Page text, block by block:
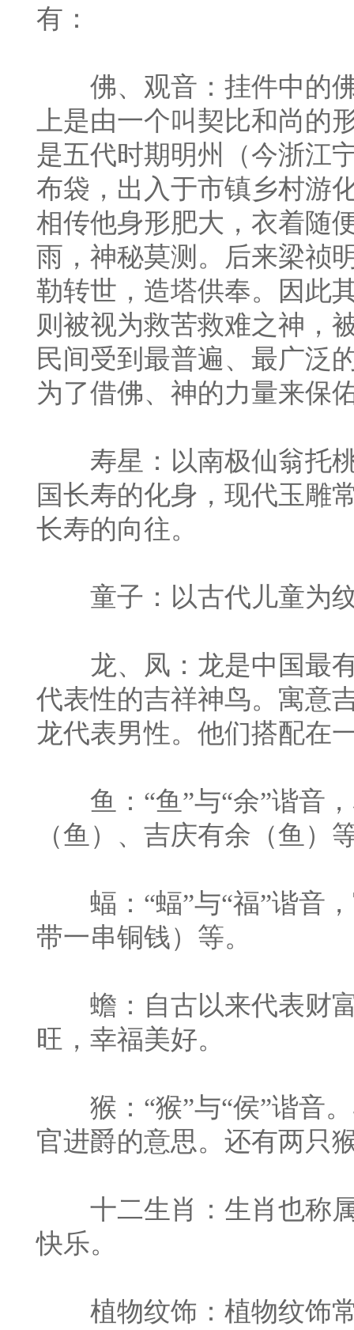
有：
佛、观音：挂件中的佛
上是由一个叫契比和尚的
是五代时期明州（今浙江
布袋，出入于市镇乡村游
相传他身形肥大，衣着随
雨，神秘莫测。后来梁祯
勒转世，造塔供奉。因此
则被视为救苦救难之神，
民间受到最普遍、最广泛
为了借佛、神的力量来保
寿星：以南极仙翁托桃
国长寿的化身，现代玉雕
长寿的向往。
童子：以古代儿童为纹
龙、凤：龙是中国最有
代表性的吉祥神鸟。寓意
龙代表男性。他们搭配在
鱼：“鱼”与“余”谐音，
（鱼）、吉庆有余（鱼）
蝠：“蝠”与“福”谐音，
带一串铜钱）等。
蟾：自古以来代表财富
旺，幸福美好。
猴：“猴”与“侯”谐音。
官进爵的意思。还有两只
十二生肖：生肖也称属
快乐。
植物纹饰：植物纹饰常